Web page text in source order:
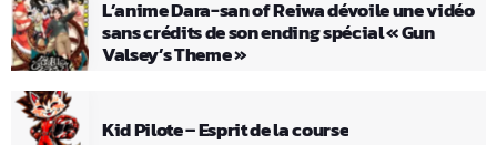
L’anime Dara-san of Reiwa dévoile une vidéo
sans crédits de son ending spécial « Gun
Valsey’s Theme »
Kid Pilote – Esprit de la course